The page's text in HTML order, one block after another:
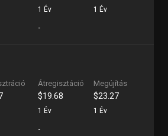
1 Év 1 Év
-
Átregisztáció
$19.68
1 Év
Megújítás
$23.27
1 Év
-